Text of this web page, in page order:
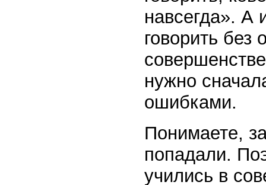
навсегда». А
говорить
нужно
ошибками.
Понимаете,
попадали.
учились в